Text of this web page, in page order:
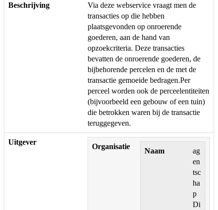
Beschrijving
Via deze webservice vraagt men de
transacties op die hebben
plaatsgevonden op onroerende
goederen, aan de hand van
opzoekcriteria. Deze transacties
bevatten de onroerende goederen, de
bijbehorende percelen en de met de
transactie gemoeide bedragen.Per
perceel worden ook de perceelentiteiten
(bijvoorbeeld een gebouw of een tuin)
die betrokken waren bij de transactie
teruggegeven.
Uitgever
Organisatie
Naam
ag
en
tsc
ha
p
Di